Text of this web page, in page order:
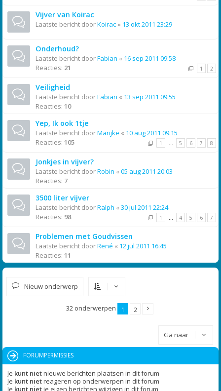
Vijver van Koirac
Laatste bericht doorKoirac « 13 okt 2011 23:29
Onderhoud?
Laatste bericht doorFabian « 16 sep 2011 09:58
Reacties: 21 1 2
Veiligheid
Laatste bericht doorFabian « 13 sep 2011 09:55
Reacties: 10
Yep, Ik ook 1tje
Laatste bericht doorMarijke « 10 aug 2011 09:15
Reacties: 105 1 … 5 6 7 8
Jonkjes in vijver?
Laatste bericht doorRobin « 05 aug 2011 20:03
Reacties: 7
3500 liter vijver
Laatste bericht doorRalph « 30 jul 2011 22:24
Reacties: 98 1 … 4 5 6 7
Problemen met Goudvissen
Laatste bericht doorRené « 12 jul 2011 16:45
Reacties: 11
Nieuw onderwerp
32 onderwerpen 1 2
Ga naar
FORUMPERMISSIES
Je kunt nietnieuwe berichten plaatsen in dit forum
Je kunt nietreageren op onderwerpen in dit forum
Je kunt nietje eigen berichten wijzigen in dit forum